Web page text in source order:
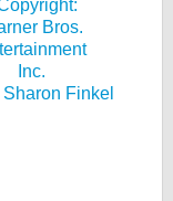
Sharon Finkel